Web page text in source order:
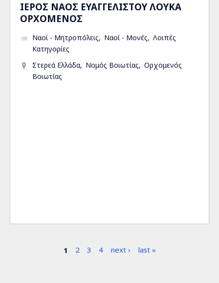
ΙΕΡΟΣ ΝΑΟΣ ΕΥΑΓΓΕΛΙΣΤΟΥ ΛΟΥΚΑ
ΟΡΧΟΜΕΝΟΣ
Ναοί - Μητροπόλεις Ναοί - Μονές
Λοιπές
Κατηγορίες
Στερεά Ελλάδα
Νομός Βοιωτίας
Ορχομενός
Βοιωτίας
1 2 3 4 next › last »